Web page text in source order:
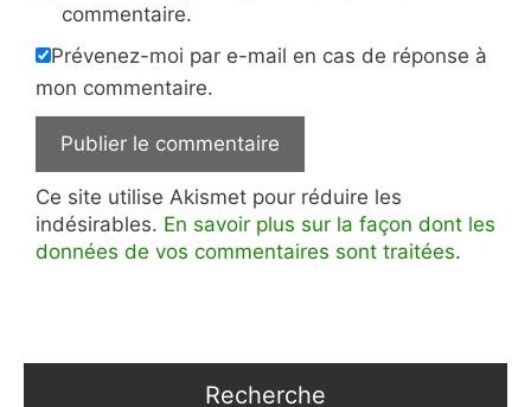
commentaire.
Prévenez-moi par e-mail en cas de réponse à
mon commentaire.
Ce site utilise Akismet pour réduire les
indésirables. En savoir plus sur la façon dont les
données de vos commentaires sont traitées.
Recherche